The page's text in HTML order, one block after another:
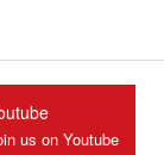
us on Youtube